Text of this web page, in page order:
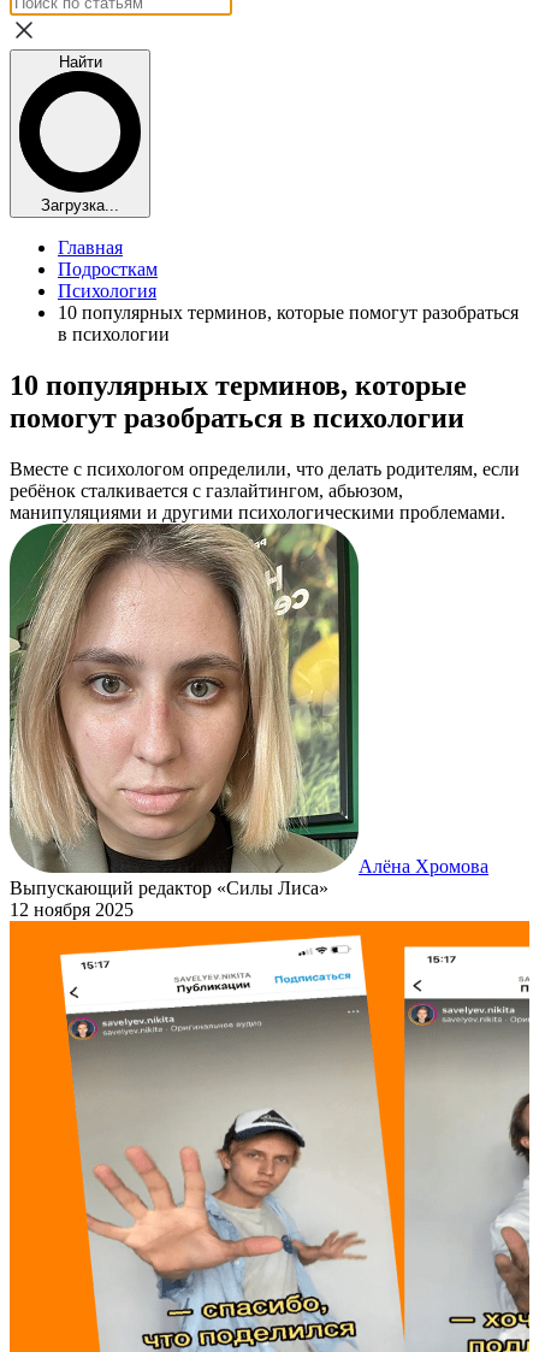
Найти
Загрузка...
Главная
Подросткам
Психология
10 популярных терминов, которые помогут разобраться
в психологии
10 популярных терминов, которые
помогут разобраться в психологии
Вместе с психологом определили, что делать родителям, если
ребёнок сталкивается с газлайтингом, абьюзом,
манипуляциями и другими психологическими проблемами.
Алёна Хромова
Выпускающий редактор «Силы Лиса»
12 ноября 2025